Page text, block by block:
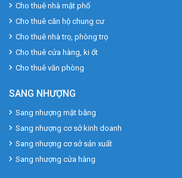
Cho thuê nhà mặt phố
Cho thuê căn hộ chung cư
Cho thuê nhà trọ, phòng trọ
Cho thuê cửa hàng, ki ốt
Cho thuê văn phòng
SANG NHƯỢNG
Sang nhượng mặt bằng
Sang nhượng cơ sở kinh doanh
Sang nhượng cơ sở sản xuất
Sang nhượng cửa hàng